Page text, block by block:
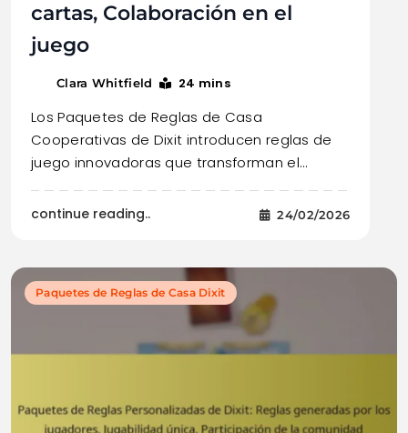
cartas, Colaboración en el
juego
Clara Whitfield 24 mins
Los Paquetes de Reglas de Casa
Cooperativas de Dixit introducen reglas de
juego innovadoras que transforman el…
continue reading.. 24/02/2026
Paquetes de Reglas de Casa Dixit